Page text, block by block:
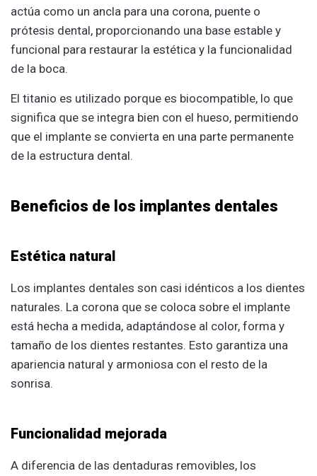
actúa como un ancla para una corona, puente o
prótesis dental, proporcionando una base estable y
funcional para restaurar la estética y la funcionalidad
de la boca.
El titanio es utilizado porque es biocompatible, lo que
significa que se integra bien con el hueso, permitiendo
que el implante se convierta en una parte permanente
de la estructura dental.
Beneficios de los implantes dentales
Estética natural
Los implantes dentales son casi idénticos a los dientes
naturales. La corona que se coloca sobre el implante
está hecha a medida, adaptándose al color, forma y
tamaño de los dientes restantes. Esto garantiza una
apariencia natural y armoniosa con el resto de la
sonrisa.
Funcionalidad mejorada
A diferencia de las dentaduras removibles, los